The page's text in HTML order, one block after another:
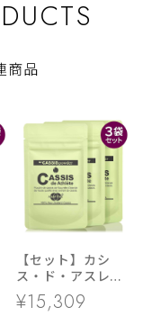
商品
【セット】カシ
ス・ド・アスレ
３袋セット
¥15,309